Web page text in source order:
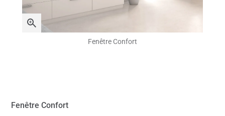
Fenêtre Confort
Fenêtre Confort